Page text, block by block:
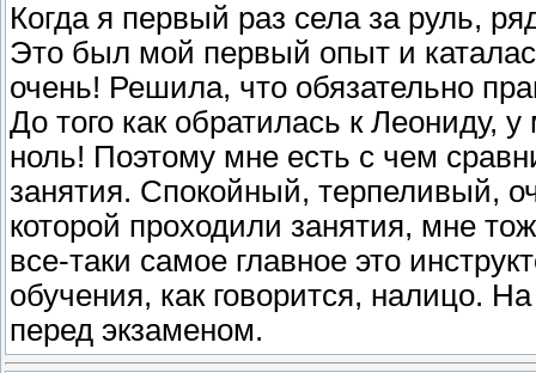
Когда я первый раз села за руль,
Это был мой первый опыт и
очень! Решила, что обязательно
До того как обратилась к Леониду,
ноль! Поэтому мне есть с чем
занятия. Спокойный, терпеливый,
которой проходили занятия, мне
все-таки самое главное это
обучения, как говорится, налицо.
перед экзаменом.